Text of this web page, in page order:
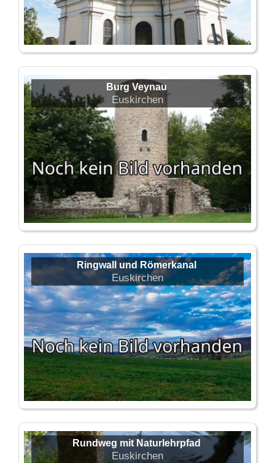
Burg Veynau
Euskirchen
Ringwall und Römerkanal
Euskirchen
Rundweg mit Naturlehrpfad
Euskirchen